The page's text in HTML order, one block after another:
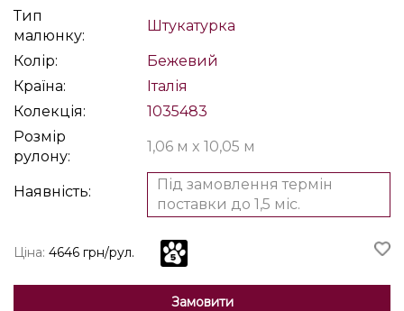
Тип
малюнку:
Штукатурка
Колір:
Бежевий
Країна:
Італія
Колекція:
1035483
Розмір
рулону:
1,06 м x 10,05 м
Наявність:
Під замовлення термін
поставки до 1,5 міс.
Ціна: 4646 грн/рул.
Замовити